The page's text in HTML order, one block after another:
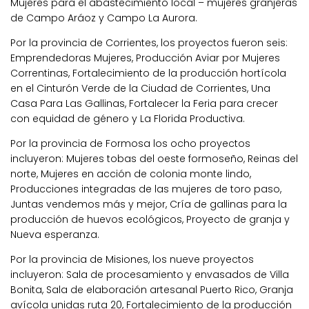
de Campo Aráoz y Campo La Aurora.
Por la provincia de Corrientes, los proyectos fueron seis:
Emprendedoras Mujeres, Producción Aviar por Mujeres
Correntinas, Fortalecimiento de la producción hortícola
en el Cinturón Verde de la Ciudad de Corrientes, Una
Casa Para Las Gallinas, Fortalecer la Feria para crecer
con equidad de género y La Florida Productiva.
Por la provincia de Formosa los ocho proyectos
incluyeron: Mujeres tobas del oeste formoseño, Reinas del
norte, Mujeres en acción de colonia monte lindo,
Producciones integradas de las mujeres de toro paso,
Juntas vendemos más y mejor, Cría de gallinas para la
producción de huevos ecológicos, Proyecto de granja y
Nueva esperanza.
Por la provincia de Misiones, los nueve proyectos
incluyeron: Sala de procesamiento y envasados de Villa
Bonita, Sala de elaboración artesanal Puerto Rico, Granja
avícola unidas ruta 20, Fortalecimiento de la producción